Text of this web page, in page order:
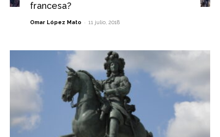
francesa?
Omar López Mato - 11 julio, 2018